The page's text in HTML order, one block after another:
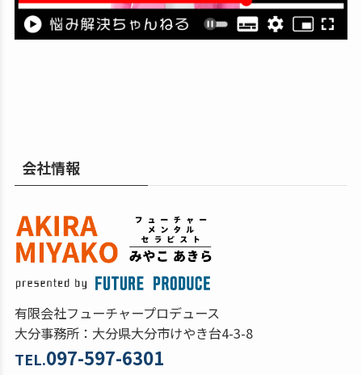
会社情報
有限会社フューチャープロデュース
大分事務所：大分県大分市けやき台4-3-8
TEL.097-597-6301